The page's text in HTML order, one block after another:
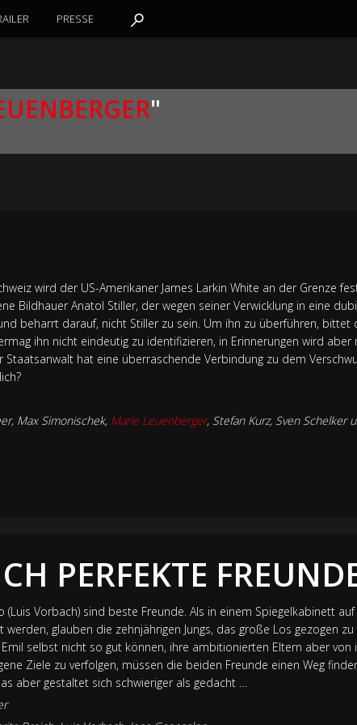
"
wird der US-Amerikaner James Larkin White an der Grenze
Bildhauer Anatol Stiller, der wegen seiner Verwicklung in eine
beharrt darauf, nicht Stiller zu sein. Um ihn zu überführen, bittet
ihn nicht eindeutig zu identifizieren, in Erinnerungen wird
Staatsanwalt hat eine überraschende Verbindung zu dem
Max Simonischek, Marie Leuenberger, Stefan Kurz, Sven Schelker
PERFEKTE
(Luis Vorbach) sind beste Freunde. Als in einem Spiegelkabinett
glauben die zehnjährigen Jungs, das große Los gezogen
selbst nicht so gut können, ihre ambitionierten Eltern aber von
Ziele zu verfolgen, müssen die beiden Freunde einen Weg
aber gestaltet sich schwieriger als gedacht …
PRESSE